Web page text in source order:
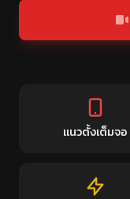
แนวตั้งเต็มจอ